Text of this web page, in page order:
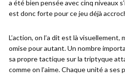
a été bien pensée avec cinq niveaux
est donc forte pour ce jeu déjà
L’action, on l’a dit est là visuellement,
omise pour autant. Un nombre
sa propre tactique sur la triptyque
comme on l’aime. Chaque unité a